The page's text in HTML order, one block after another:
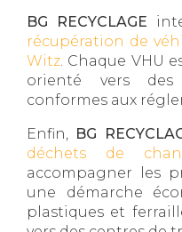
BG RECYCLAGE
récupération de
Witz. Chaque VHU
orienté vers
conformes aux
Enfin, BG
déchets de
accompagner les
une démarche
plastiques et